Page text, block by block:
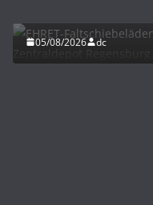
05/08/2026 dc